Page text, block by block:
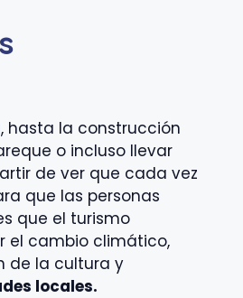
hasta la construcción
o incluso llevar
de ver que cada vez
que las personas
que el turismo
el cambio climático,
de la cultura y
locales.